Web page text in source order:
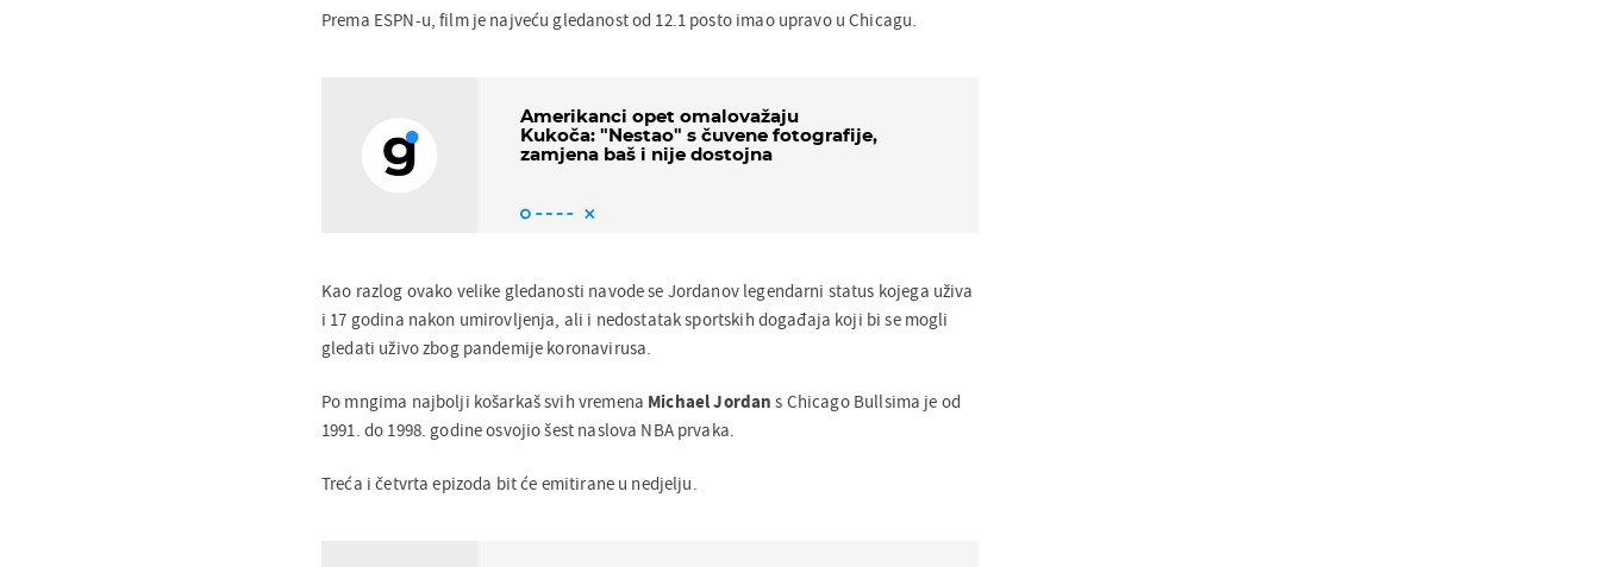
Prema ESPN-u, film je najveću gledanost od 12.1 posto imao upravo u Chicagu.
Amerikanci opet omalovažaju
Kukoča: "Nestao" s čuvene fotografije,
zamjena baš i nije dostojna
Kao razlog ovako velike gledanosti navode se Jordanov legendarni status kojega uživa
i 17 godina nakon umirovljenja, ali i nedostatak sportskih događaja koji bi se mogli
gledati uživo zbog pandemije koronavirusa.
Po mngima najbolji košarkaš svih vremena Michael Jordan s Chicago Bullsima je od
1991. do 1998. godine osvojio šest naslova NBA prvaka.
Treća i četvrta epizoda bit će emitirane u nedjelju.